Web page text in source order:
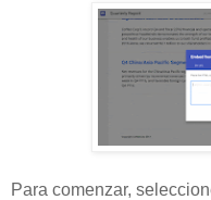
Para comenzar,